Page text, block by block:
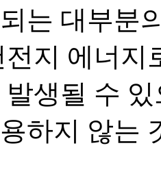
는 대부분
지 에너지
생될 수
하지 않는